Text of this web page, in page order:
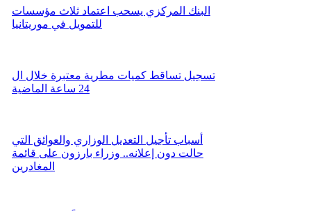
البنك المركزي يسحب اعتماد ثلاث مؤسسات
للتمويل في موريتانيا
تسجيل تساقط كميات مطرية معتبرة خلال ال
24 ساعة الماضية
أسباب تأجيل التعديل الوزاري والعوائق التي
حالت دون إعلانه.. وزراء بارزون على قائمة
المغادرين